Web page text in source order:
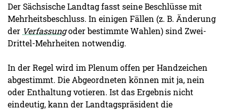
Der Sächsische Landtag fasst seine Beschlüsse mit
Mehrheitsbeschluss. In einigen Fällen (z. B. Änderung
der Verfassungoder bestimmte Wahlen) sind Zwei-
Drittel-Mehrheiten notwendig.
In der Regel wird im Plenum offen per Handzeichen
abgestimmt. Die Abgeordneten können mit ja, nein
oder Enthaltung votieren. Ist das Ergebnis nicht
eindeutig, kann der Landtagspräsident die